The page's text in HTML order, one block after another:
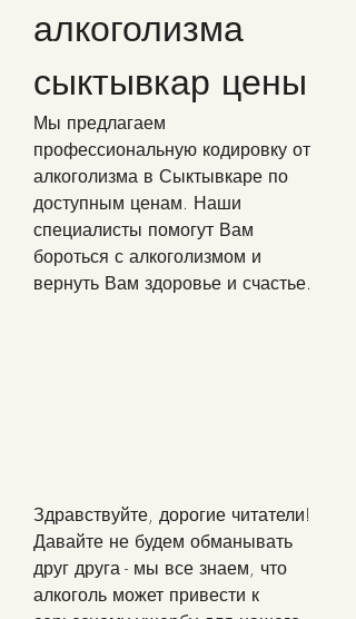
алкоголизма
сыктывкар цены
Мы предлагаем
профессиональную кодировку от
алкоголизма в Сыктывкаре по
доступным ценам. Наши
специалисты помогут Вам
бороться с алкоголизмом и
вернуть Вам здоровье и счастье.
Здравствуйте, дорогие читатели!
Давайте не будем обманывать
друг друга - мы все знаем, что
алкоголь может привести к